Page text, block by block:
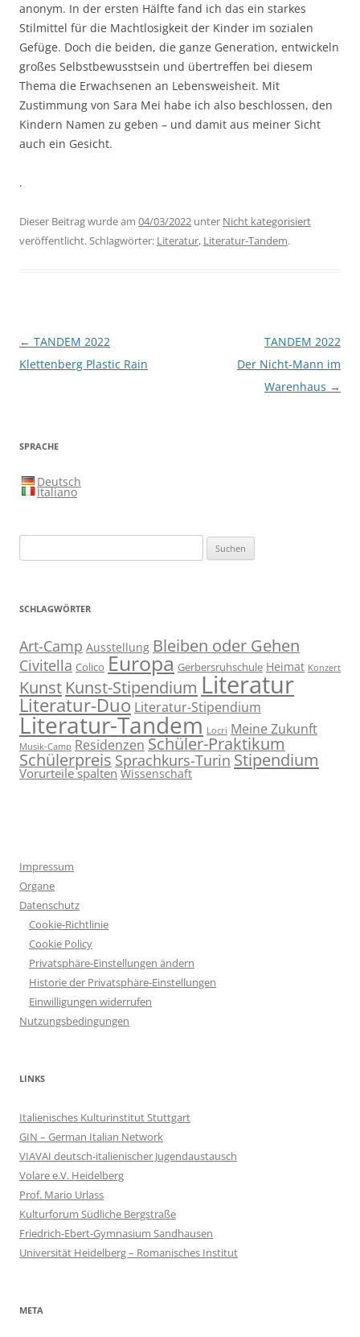
anonym. In der ersten Hälfte fand ich das ein starkes
Stilmittel für die Machtlosigkeit der Kinder im sozialen
Gefüge. Doch die beiden, die ganze Generation, entwickeln
großes Selbstbewusstsein und übertreffen bei diesem
Thema die Erwachsenen an Lebensweisheit. Mit
Zustimmung von Sara Mei habe ich also beschlossen, den
Kindern Namen zu geben – und damit aus meiner Sicht
auch ein Gesicht.
.
Dieser Beitrag wurde am 04/03/2022 unter Nicht kategorisiert
veröffentlicht. Schlagwörter: Literatur, Literatur-Tandem.
Beitragsnavigation
← TANDEM 2022
Klettenberg Plastic Rain
TANDEM 2022
Der Nicht-Mann im
Warenhaus →
SPRACHE
Deutsch
Italiano
nach:
SCHLAGWÖRTER
Art-Camp Ausstellung Bleiben oder Gehen
Civitella Colico Europa Gerbersruhschule Heimat Konzert
Kunst Kunst-Stipendium Literatur
Literatur-Duo Literatur-Stipendium
Literatur-Tandem Locri Meine Zukunft
Musik-Camp Residenzen Schüler-Praktikum
Schülerpreis Sprachkurs-Turin Stipendium
Vorurteile spalten Wissenschaft
Impressum
Organe
Datenschutz
Cookie-Richtlinie
Cookie Policy
Privatsphäre-Einstellungen ändern
Historie der Privatsphäre-Einstellungen
Einwilligungen widerrufen
Nutzungsbedingungen
LINKS
Italienisches Kulturinstitut Stuttgart
GIN – German Italian Network
VIAVAI deutsch-italienischer Jugendaustausch
Volare e.V. Heidelberg
Prof. Mario Urlass
Kulturforum Südliche Bergstraße
Friedrich-Ebert-Gymnasium Sandhausen
Universität Heidelberg – Romanisches Institut
META